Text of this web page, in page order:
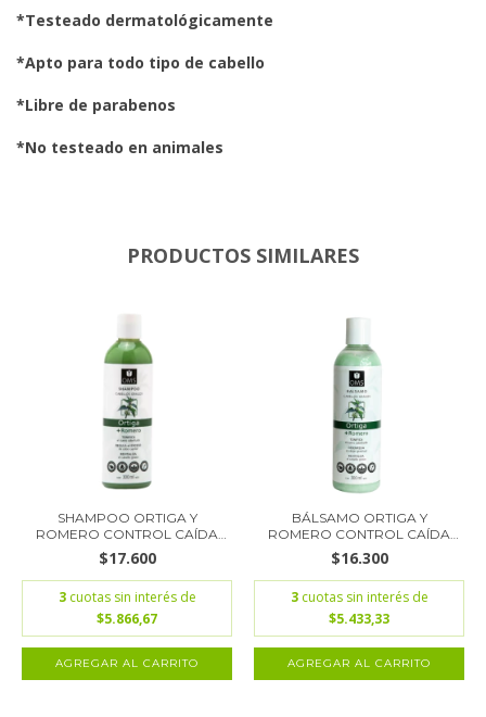
*Testeado dermatológicamente
*Apto para todo tipo de cabello
*Libre de parabenos
*No testeado en animales
PRODUCTOS SIMILARES
SHAMPOO ORTIGA Y
ROMERO CONTROL CAÍDA
OM...
$17.600
3 cuotas sin interés de
$5.866,67
BÁLSAMO ORTIGA Y
ROMERO CONTROL CAÍDA
OM...
$16.300
3 cuotas sin interés de
$5.433,33